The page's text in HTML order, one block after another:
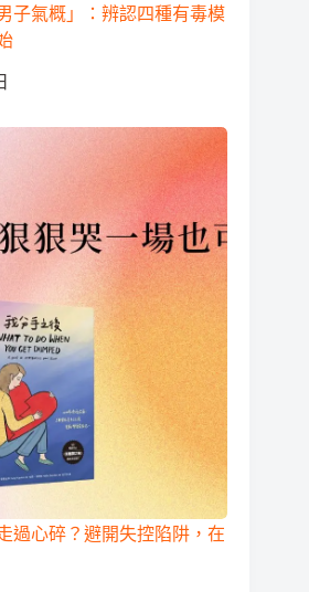
子氣概」：辨認四種有毒模
過心碎？避開失控陷阱，在